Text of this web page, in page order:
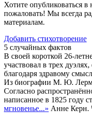
Хотите опубликоваться
пожаловать! Мы всегда
материалам.
Добавить стихотворение
5 случайных фактов
В своей короткой 26-
участвовал в трех
благодаря здравому
Из биографии М. Ю.
Согласно
написанное в 1825 году
мгновенье...» Анне Керн.